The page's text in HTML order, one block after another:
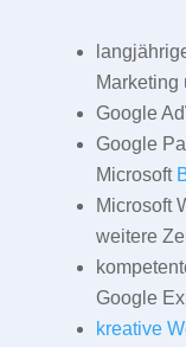
Marketing
Google
Google
Microsoft
Microsoft
weitere
Google
kreative